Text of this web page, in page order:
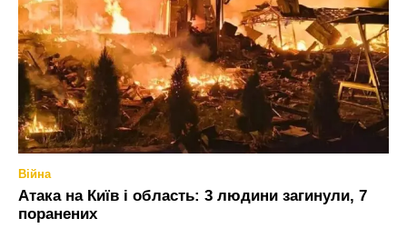
Війна
Атака на Київ і область: 3 людини загинули, 7
поранених